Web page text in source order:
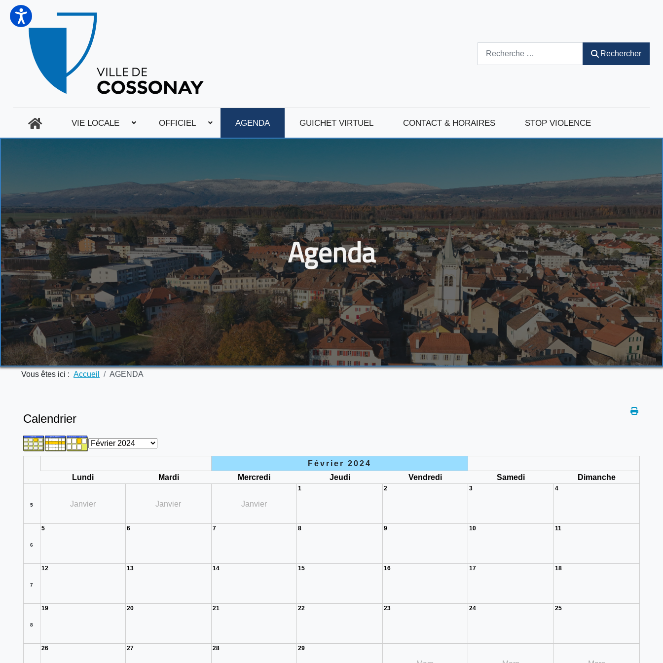
Rechercher
VIE LOCALE OFFICIEL AGENDA GUICHET VIRTUEL CONTACT & HORAIRES STOP VIOLENCE
Agenda
Vous êtes ici : Accueil AGENDA
Calendrier
Février 2024
Lundi
Mardi Mercredi Jeudi Vendredi Samedi Dimanche
5 Janvier Janvier Janvier
1 2 3 4
6
5 6 7 8 9 10 11
7
12 13 14 15 16 17 18
8
19 20 21 22 23 24 25
26 27 28 29